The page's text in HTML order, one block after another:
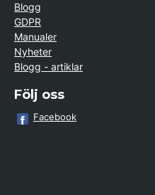
Blogg
GDPR
Manualer
Nyheter
Blogg - artiklar
Följ oss
Facebook